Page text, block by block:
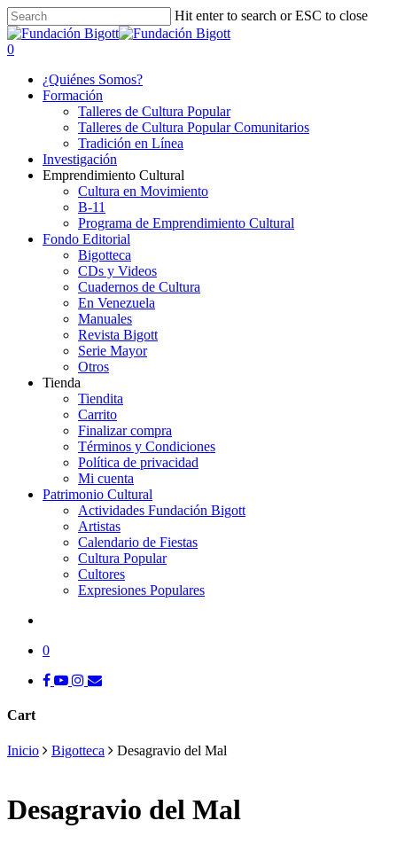
Skip
to
main
Hit enter to search or ESC to close
Close
Search
search
0
¿Quiénes Somos?
Formación
Talleres de Cultura Popular
Talleres de Cultura Popular Comunitarios
Tradición en Línea
Investigación
Emprendimiento Cultural
Cultura en Movimiento
B-11
Programa de Emprendimiento Cultural
Fondo Editorial
Bigotteca
CDs y Videos
Cuadernos de Cultura
En Venezuela
Manuales
Revista Bigott
Serie Mayor
Otros
Tienda
Tiendita
Carrito
Finalizar compra
Términos y Condiciones
Política de privacidad
Mi cuenta
Patrimonio Cultural
Actividades Fundación Bigott
Artistas
Calendario de Fiestas
Cultura Popular
Cultores
Expresiones Populares
0
facebook
youtube
instagram
tiktok
email
Cart
Close
Inicio Bigotteca Desagravio del Mal
Desagravio del Mal